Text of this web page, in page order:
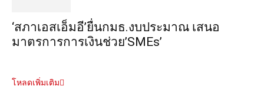
‘สภาเอสเอ็มอี’ยื่นกมธ.งบประมาณ เสนอ
มาตรการการเงินช่วย’SMEs’
โหลดเพิ่มเติม